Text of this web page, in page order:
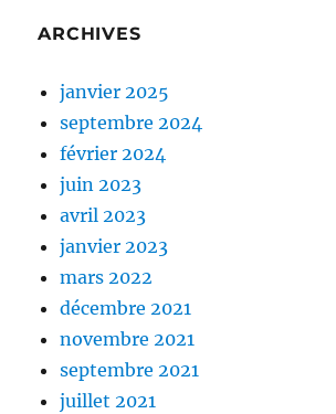
ARCHIVES
janvier 2025
septembre 2024
février 2024
juin 2023
avril 2023
janvier 2023
mars 2022
décembre 2021
novembre 2021
septembre 2021
juillet 2021